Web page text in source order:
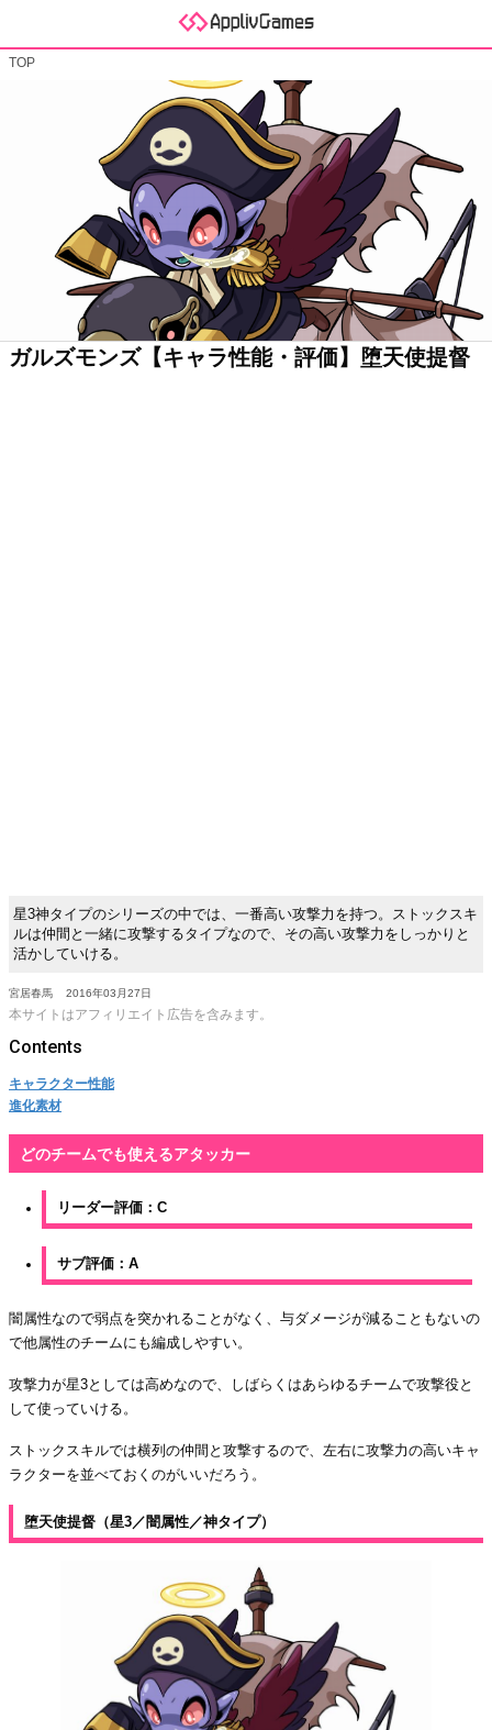
TOP
ガルズモンズ【キャラ性能・評価】堕天使提督
星3神タイプのシリーズの中では、一番高い攻撃力を持つ。ストックスキ
ルは仲間と一緒に攻撃するタイプなので、その高い攻撃力をしっかりと
活かしていける。
宮居春馬 2016年03月27日
本サイトはアフィリエイト広告を含みます。
キャラクター性能
進化素材
どのチームでも使えるアタッカー
リーダー評価：C
サブ評価：A
闇属性なので弱点を突かれることがなく、与ダメージが減ることもないの
で他属性のチームにも編成しやすい。
攻撃力が星3としては高めなので、しばらくはあらゆるチームで攻撃役と
して使っていける。
ストックスキルでは横列の仲間と攻撃するので、左右に攻撃力の高いキャ
ラクターを並べておくのがいいだろう。
堕天使提督（星3／闇属性／神タイプ）